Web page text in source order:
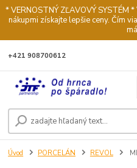
* VERNOSTNÝ ZĽAVOVÝ SYSTÉM
nákupmi získajte lepšie ceny. Čím
+421 908700612
Úvod PORCELÁN REVOL